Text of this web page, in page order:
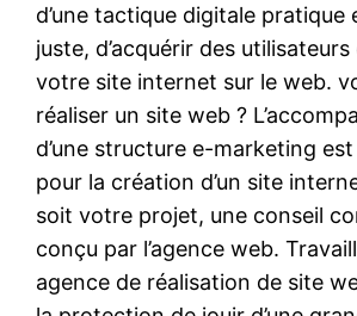
d’une tactique digitale pratique
juste, d’acquérir des
votre site internet sur le web.
réaliser un site web ?
d’une structure e-marketing
pour la création d’un site
soit votre projet, une conseil
conçu par l’agence web.
agence de réalisation de site